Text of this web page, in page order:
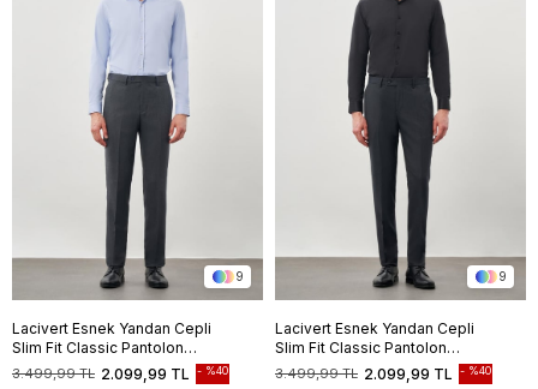
9
Lacivert Esnek Yandan Cepli
Slim Fit Classic Pantolon
1003245209 2.099,99 TL
3.499,99 TL %40
9
Lacivert Esnek Yandan Cepli
Slim Fit Classic Pantolon
1003245209 2.099,99 TL
3.499,99 TL %40